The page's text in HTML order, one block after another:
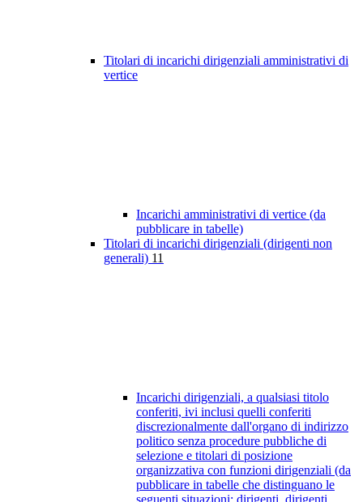
Titolari di incarichi dirigenziali amministrativi di
vertice
Incarichi amministrativi di vertice (da
pubblicare in tabelle)
Titolari di incarichi dirigenziali (dirigenti non
generali) 11
Incarichi dirigenziali, a qualsiasi titolo
conferiti, ivi inclusi quelli conferiti
discrezionalmente dall'organo di indirizzo
politico senza procedure pubbliche di
selezione e titolari di posizione
organizzativa con funzioni dirigenziali (da
pubblicare in tabelle che distinguano le